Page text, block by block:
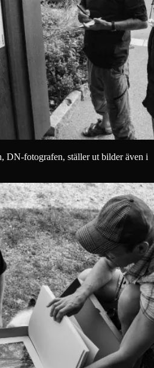
DN-fotografen, ställer ut bilder även i